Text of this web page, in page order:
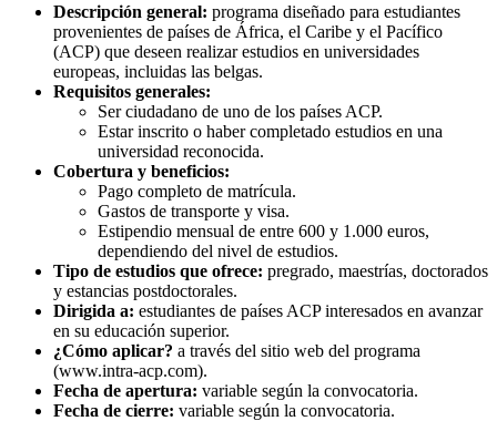
Descripción general: programa diseñado para estudiantes
provenientes de países de África, el Caribe y el Pacífico
(ACP) que deseen realizar estudios en universidades
europeas, incluidas las belgas.
Requisitos generales:
Ser ciudadano de uno de los países ACP.
Estar inscrito o haber completado estudios en una
universidad reconocida.
Cobertura y beneficios:
Pago completo de matrícula.
Gastos de transporte y visa.
Estipendio mensual de entre 600 y 1.000 euros,
dependiendo del nivel de estudios.
Tipo de estudios que ofrece: pregrado, maestrías, doctorados
y estancias postdoctorales.
Dirigida a: estudiantes de países ACP interesados en avanzar
en su educación superior.
¿Cómo aplicar? a través del sitio web del programa
(www.intra-acp.com).
Fecha de apertura: variable según la convocatoria.
Fecha de cierre: variable según la convocatoria.